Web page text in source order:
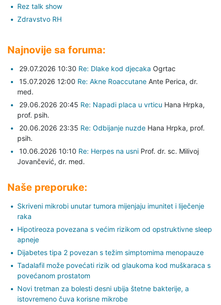
Rez talk show
Zdravstvo RH
Najnovije sa foruma:
29.07.2026 10:30 Re: Dlake kod djecaka Ogrtac
15.07.2026 12:00 Re: Akne Roaccutane Ante Perica, dr.
med.
29.06.2026 20:45 Re: Napadi placa u vrticu Hana Hrpka,
prof. psih.
20.06.2026 23:35 Re: Odbijanje nuzde Hana Hrpka, prof.
psih.
10.06.2026 10:10 Re: Herpes na usni Prof. dr. sc. Milivoj
Jovančević, dr. med.
Naše preporuke:
Skriveni mikrobi unutar tumora mijenjaju imunitet i liječenje
raka
Hipotireoza povezana s većim rizikom od opstruktivne sleep
apneje
Dijabetes tipa 2 povezan s težim simptomima menopauze
Tadalafil može povećati rizik od glaukoma kod muškaraca s
povećanom prostatom
Novi tretman za bolesti desni ubija štetne bakterije, a
istovremeno čuva korisne mikrobe